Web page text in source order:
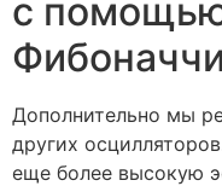
с
Дополнительно мы
других
еще более высокую